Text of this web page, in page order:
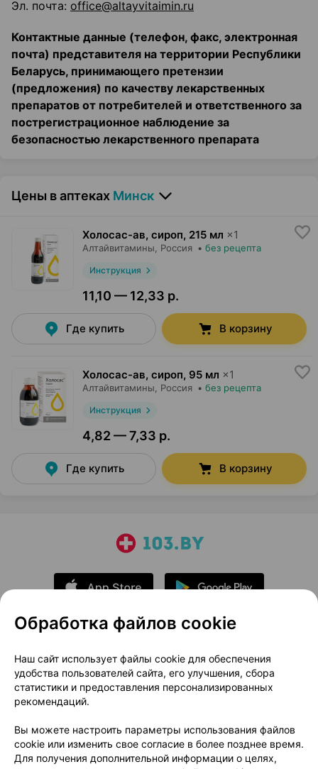
Эл. почта: оffice@altayvitaimin.ru
Контактные данные (телефон, факс, электронная
почта) представителя на территории Республики
Беларусь, принимающего претензии
(предложения) по качеству лекарственных
препаратов от потребителей и ответственного за
пострегистрационное наблюдение за
безопасностью лекарственного препарата
Цены в аптеках Минск
Холосас-ав, сироп, 215 мл ×1
Алтайвитамины, Россия • без рецепта
Инструкция
11,10 — 12,33 р.
Где купить В корзину
Холосас-ав, сироп, 95 мл ×1
Алтайвитамины, Россия • без рецепта
Инструкция
4,82 — 7,33 р.
Где купить В корзину
О проекте
Новости проекта
Размещение рекламы
Медицинский маркетинг
Публичный договор
Доставка
Способы оплаты
Вакансии
Партнеры
Написать руководителю 103.by
Обработка файлов cookie
Наш сайт использует файлы cookie для обеспечения
удобства пользователей сайта, его улучшения, сбора
статистики и предоставления персонализированных
рекомендаций.
Вы можете настроить параметры использования файлов
cookie или изменить свое согласие в более позднее время.
Для получения дополнительной информации о целях,